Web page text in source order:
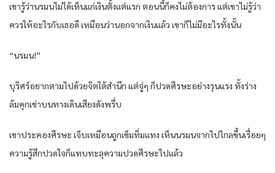
เขารู้ว่านรมนไม่ได้เห็นแก่เงินตั้งแต่แรก ตอนนี้ก็คงไม่ต้องการ แต่เขาไม่รู้ว่า
ควรให้อะไรกับเธอดี เหมือนว่านอกจากเงินแล้ว เขาก็ไม่มีอะไรทั้งนั้น
“นรมน!”
บุริศร์อยากตามไปด้วยจิตใต้สำนึก แต่จู่ๆ ก็ปวดศีรษะอย่างรุนแรง ทั้งร่าง
ล้มคุกเข่าบนทางเดินเสียงดังพรึ่บ
เขาประคองศีรษะ เจ็บเหมือนถูกเข็มทิ่มแทง เห็นนรมนจากไปไกลขึ้นเรื่อยๆ
ความรู้สึกปวดใจก็แทบทะลุความปวดศีรษะไปแล้ว